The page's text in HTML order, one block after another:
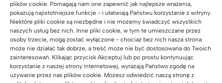
plików cookie. Pomagają nam one zapewnić jak najlepsze wrażenia,
pokazują najistotniejsze funkcje - i ułatwiają Państwu korzystanie z witryny.
Niektóre pliki cookie są niezbędne i nie możemy świadczyć wszystkich
naszych usług bez nich. Inne pliki cookie, w tym te umieszczane przez
osoby trzecie, mogą zostać wyłączone - chociaż bez nich nasza strona
może nie działać tak dobrze, a treść może nie być dostosowana do Twoich
zainteresowań. Klikając przycisk Akceptuj lub po prostu kontynuując
korzystanie z naszej strony internetowej, wyrażają Państwo zgodę na
używanie przez nas plików cookie. Możesz odwiedzić naszą stronę z